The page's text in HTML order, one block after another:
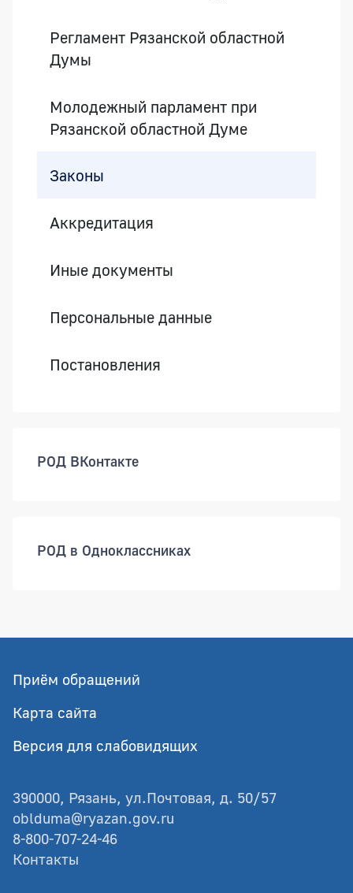
Регламент Рязанской областной
Думы
Молодежный парламент при
Рязанской областной Думе
Законы
Аккредитация
Иные документы
Персональные данные
Постановления
РОД ВКонтакте
РОД в Одноклассниках
Приём обращений
Карта сайта
Версия для слабовидящих
390000, Рязань, ул.Почтовая, д. 50/57
oblduma@ryazan.gov.ru
8-800-707-24-46
Контакты